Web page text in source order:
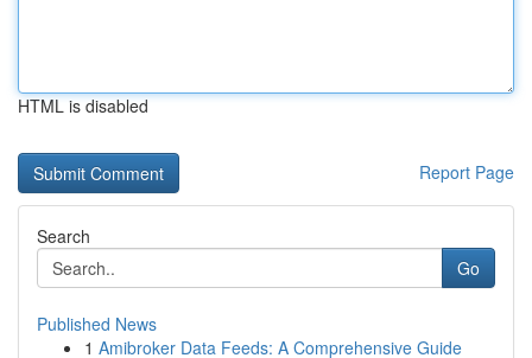
HTML is disabled
Report Page
Search
Go
Published News
1 Amibroker Data Feeds: A Comprehensive Guide